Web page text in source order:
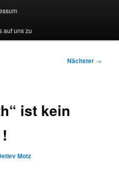
auf uns zu
Nächster →
ist kein
Motz